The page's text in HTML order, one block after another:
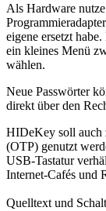
Als Hardware
eigene ersetzt
ein kleines Menü
wählen.
Neue Passwörter
direkt über den
HIDeKey soll auch
(OTP) genutzt
USB-Tastatur
Internet-Cafés und
Quelltext und